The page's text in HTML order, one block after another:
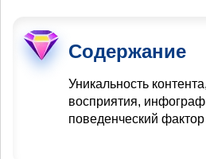
Содержание
Уникальность
восприятия,
поведенческий фактор